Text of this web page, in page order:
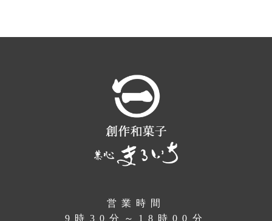
営業時間
9時30分～18時00分